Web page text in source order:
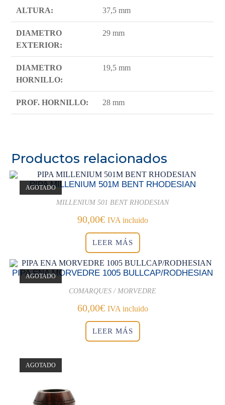
ALTURA: 37,5 mm
DIAMETRO
EXTERIOR:
29 mm
DIAMETRO
HORNILLO:
19,5 mm
PROF. HORNILLO: 28 mm
Productos relacionados
AGOTADO
PIPA MILLENIUM 501M BENT RHODESIAN
MILLENIUM 501 BENT RHODESIAN
90,00€ IVA incluido
LEER MÁS
AGOTADO
PIPA ENA MORVEDRE 1005 BULLCAP/RODHESIAN
COMARQUES / MORVEDRE
60,00€ IVA incluido
LEER MÁS
AGOTADO